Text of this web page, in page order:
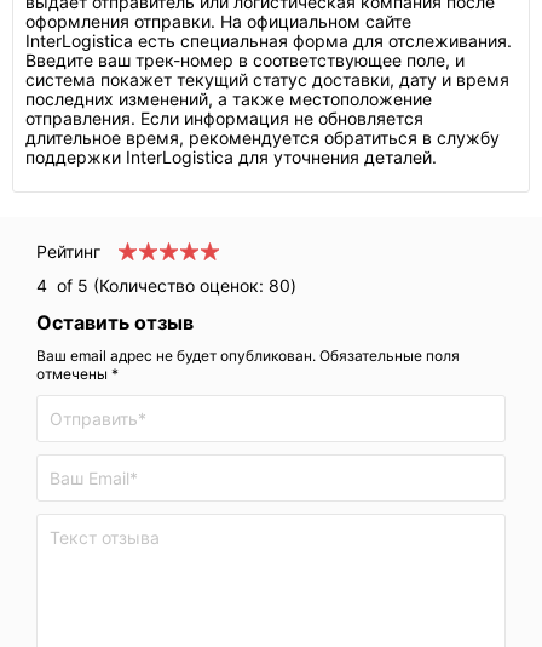
оформления отправки. На официальном сайте
InterLogistica есть специальная форма для отслеживания.
Введите ваш трек-номер в соответствующее поле, и
система покажет текущий статус доставки, дату и время
последних изменений, а также местоположение
отправления. Если информация не обновляется
длительное время, рекомендуется обратиться в службу
поддержки InterLogistica для уточнения деталей.
Рейтинг
4 of 5 (Количество оценок: 80)
Оставить отзыв
Ваш email адрес не будет опубликован. Обязательные поля
отмечены *